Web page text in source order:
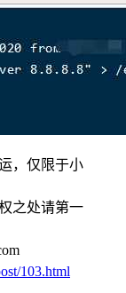
，仅限于小
之处请第一
103.html